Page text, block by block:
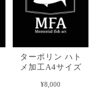
ターポリン ハト
メ加工A4サイズ
¥8,000